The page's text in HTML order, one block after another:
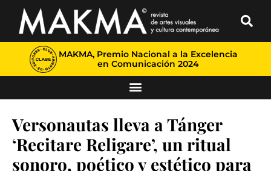
MAKMA, Premio Nacional a la Excelencia
en Comunicación 2024
Versonautas lleva a Tánger
‘Recitare Religare’, un ritual
sonoro, poético y estético para